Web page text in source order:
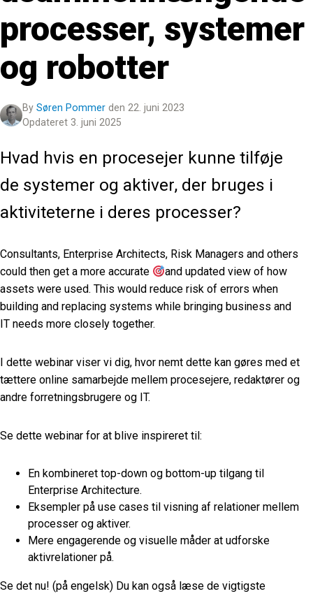
processer, systemer
og robotter
By Søren Pommer den 22. juni 2023
Opdateret 3. juni 2025
Hvad hvis en procesejer kunne tilføje
de systemer og aktiver, der bruges i
aktiviteterne i deres processer?
Consultants, Enterprise Architects, Risk Managers and others
could then get a more accurate
and updated view of how
assets were used. This would reduce risk of errors when
building and replacing systems while bringing business and
IT needs more closely together.
I dette webinar viser vi dig, hvor nemt dette kan gøres med et
tættere online samarbejde mellem procesejere, redaktører og
andre forretningsbrugere og IT.
Se dette webinar for at blive inspireret til:
En kombineret top-down og bottom-up tilgang til
Enterprise Architecture.
Eksempler på use cases til visning af relationer mellem
processer og aktiver.
Mere engagerende og visuelle måder at udforske
aktivrelationer på.
Se det nu! (på engelsk) Du kan også læse de vigtigste